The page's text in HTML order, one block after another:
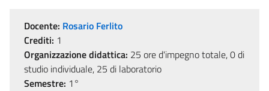
Docente: Rosario Ferlito
Crediti: 1
Organizzazione didattica: 25 ore d'impegno totale, 0 di
studio individuale, 25 di laboratorio
Semestre: 1°